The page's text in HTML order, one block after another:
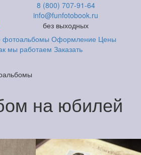
8 (800) 707-91-64
info@funfotobook.ru
без выходных
Оформление Цены
мы работаем Заказать
на юбилей